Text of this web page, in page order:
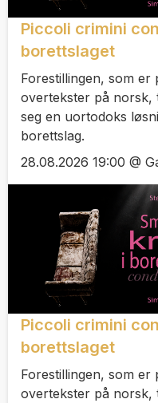
Piccoli crimini
borettslaget
Forestillingen, som er
overtekster på norsk,
seg en uortodoks
borettslag.
28.08.2026 19:00 @
Piccoli crimini
borettslaget
Forestillingen, som er
overtekster på norsk,